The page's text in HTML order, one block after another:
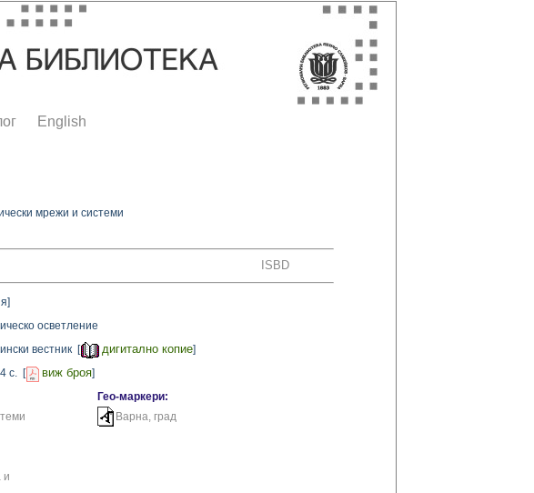
English
мрежи и системи
ISBD
осветление
вестник [ дигитално копие]
с. [ виж броя]
и
Гео-маркери:
Варна, град